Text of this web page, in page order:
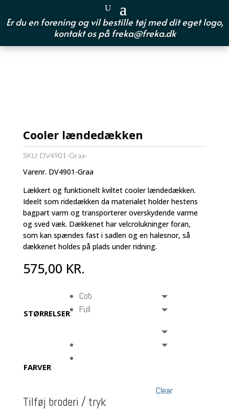
Er du en forening og vil bestille tøj med dit eget logo,
kontakt os på freka@freka.dk
Cooler lændedækken
SKU: DV4901-Graa-
Varenr. DV4901-Graa
Lækkert og funktionelt kviltet cooler lændedækken.
Ideelt som ridedækken da materialet holder hestens
bagpart varm og transporterer overskydende varme
og sved væk. Dækkenet har velcrolukninger foran,
som kan spændes fast i sadlen og en halesnor, så
dækkenet holdes på plads under ridning.
575,00 KR.
STØRRELSER
Cob
Full
FARVER
Clear
Tilføj broderi / tryk